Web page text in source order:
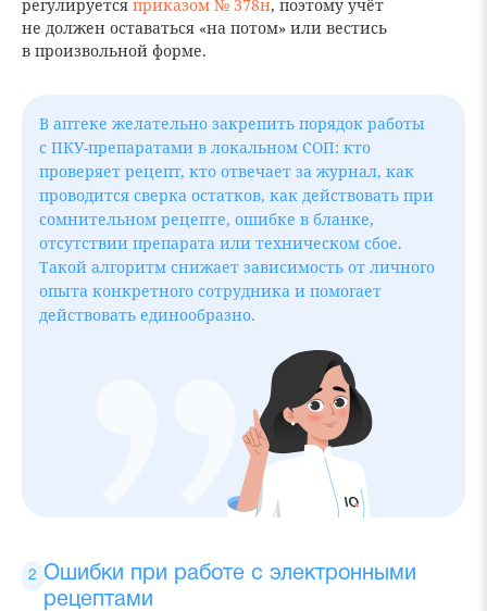
регулируется приказом № 378н, поэтому учёт
не должен оставаться «на потом» или вестись
в произвольной форме.
В аптеке желательно закрепить порядок работы
с ПКУ-препаратами в локальном СОП: кто
проверяет рецепт, кто отвечает за журнал, как
проводится сверка остатков, как действовать при
сомнительном рецепте, ошибке в бланке,
отсутствии препарата или техническом сбое.
Такой алгоритм снижает зависимость от личного
опыта конкретного сотрудника и помогает
действовать единообразно.
Ошибки при работе с электронными
рецептами